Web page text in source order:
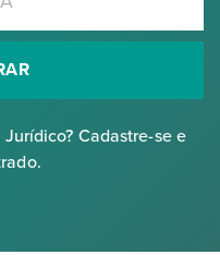
Cadastre-se e